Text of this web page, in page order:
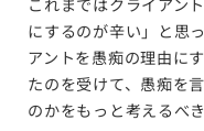
にするのが辛い」と思
アントを愚痴の理由に
たのを受けて、愚痴を
のかをもっと考えるべ